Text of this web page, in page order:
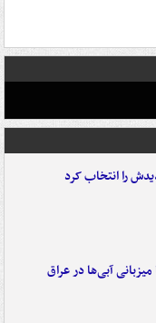
را انتخاب کرد